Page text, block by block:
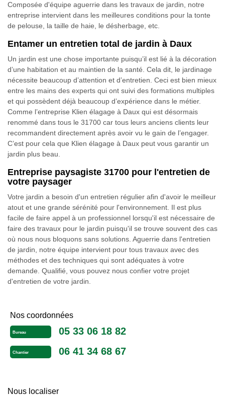
Composée d'équipe aguerrie dans les travaux de jardin, notre
entreprise intervient dans les meilleures conditions pour la tonte
de pelouse, la taille de haie, le désherbage, etc.
Entamer un entretien total de jardin à Daux
Un jardin est une chose importante puisqu’il est lié à la décoration
d’une habitation et au maintien de la santé. Cela dit, le jardinage
nécessite beaucoup d’attention et d’entretien. Ceci est bien mieux
entre les mains des experts qui ont suivi des formations multiples
et qui possèdent déjà beaucoup d’expérience dans le métier.
Comme l’entreprise Klien élagage à Daux qui est désormais
renommé dans tous le 31700 car tous leurs anciens clients leur
recommandent directement après avoir vu le gain de l’engager.
C’est pour cela que Klien élagage à Daux peut vous garantir un
jardin plus beau.
Entreprise paysagiste 31700 pour l'entretien de
votre paysager
Votre jardin a besoin d'un entretien régulier afin d'avoir le meilleur
atout et une grande sérénité pour l'environnement. Il est plus
facile de faire appel à un professionnel lorsqu'il est nécessaire de
faire des travaux pour le jardin puisqu'il se trouve souvent des cas
où nous nous bloquons sans solutions. Aguerrie dans l'entretien
de jardin, notre équipe intervient pour tous travaux avec des
méthodes et des techniques qui sont adéquates à votre
demande. Qualifié, vous pouvez nous confier votre projet
d'entretien de votre jardin.
Nos coordonnées
Bureau 05 33 06 18 82
Chantier 06 41 34 68 67
Nous localiser